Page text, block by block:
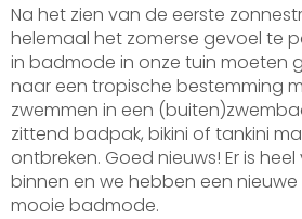
Na het zien van de eerste
helemaal het zomerse gevoel te
in badmode in onze tuin moeten
naar een tropische bestemming
zwemmen in een
zittend badpak, bikini of tankini
ontbreken. Goed nieuws! Er is
binnen en we hebben een nieuwe
mooie badmode.